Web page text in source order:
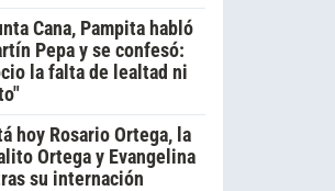
Cana, Pampita habló
Pepa y se confesó:
la falta de lealtad ni
hoy Rosario Ortega, la
Ortega y Evangelina
su internación